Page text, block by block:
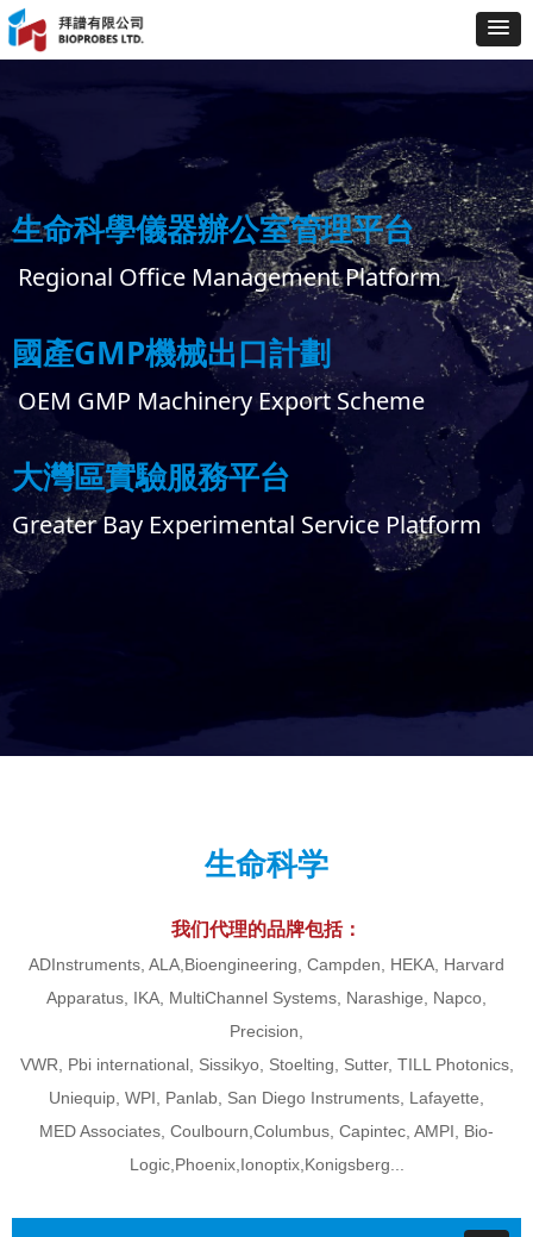
生命科学
我们代理的品牌包括：
ADInstruments, ALA,Bioengineering, Campden, HEKA, Harvard
Apparatus, IKA, MultiChannel Systems, Narashige, Napco,
Precision,
VWR, Pbi international, Sissikyo, Stoelting, Sutter, TILL Photonics,
Uniequip, WPI, Panlab, San Diego Instruments, Lafayette,
MED Associates, Coulbourn,Columbus, Capintec, AMPI, Bio-
Logic,Phoenix,Ionoptix,Konigsberg...
生命科學儀器辦公室管理平台
Regional Office Management Platform
國產GMP機械出口計劃
OEM GMP Machinery Export Scheme
大灣區實驗服務平台
Greater Bay Experimental Service Platform